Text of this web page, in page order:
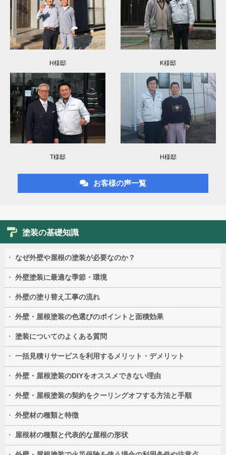
H様邸 K様邸
T様邸 H様邸
お客様の声一覧
塗装の基礎知識
なぜ外壁や屋根の塗装が必要なのか？
外壁塗装に最適な季節・環境
外壁の塗り替え工事の流れ
外壁・屋根塗装の色選びのポイントと面積効果
塗装についてのよくある質問
一括見積りサービスを利用するメリット・デメリット
外壁・屋根塗装のDIYをオススメできない理由
外壁・屋根塗装の契約をクーリングオフする方法と手順
外壁材の種類と特徴
屋根材の種類と代表的な屋根の形状